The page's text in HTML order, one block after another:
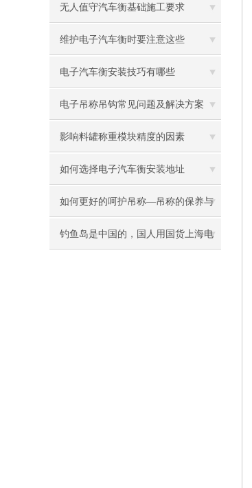
新？
无人值守汽车衡基础施工要求
维护电子汽车衡时要注意这些
电子汽车衡安装技巧有哪些
电子吊称吊钩常见问题及解决方案
影响料罐称重模块精度的因素
如何选择电子汽车衡安装地址
如何更好的呵护吊称—吊称的保养与
维护
钓鱼岛是中国的，国人用国货上海电